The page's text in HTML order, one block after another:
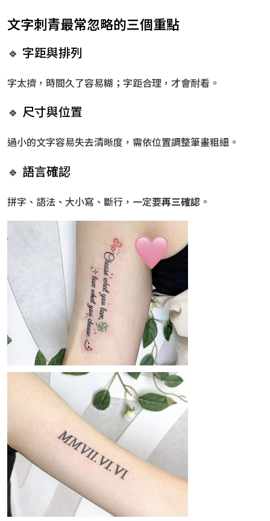
文字刺青最常忽略的三個重點
🔹 字距與排列
字太擠，時間久了容易糊；字距合理，才會耐看。
🔹 尺寸與位置
過小的文字容易失去清晰度，需依位置調整筆畫粗細。
🔹 語言確認
拼字、語法、大小寫、斷行，一定要再三確認 。